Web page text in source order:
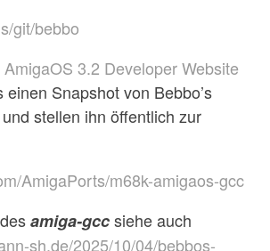
git/bebbo
AmigaOS 3.2 Developer Website
einen Snapshot von Bebbo’s
stellen ihn öffentlich zur
AmigaPorts/m68k-amigaos-gcc
amiga-gccsiehe auch
sh.de/2025/10/04/bebbos-